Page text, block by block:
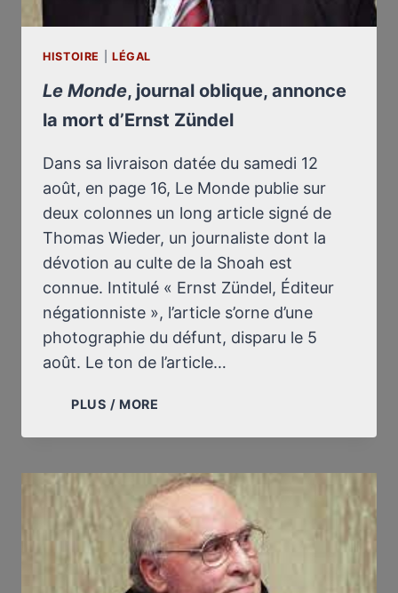
HISTOIRE LÉGAL
Le Monde, journal oblique, annonce
la mort d’Ernst Zündel
Dans sa livraison datée du samedi 12
août, en page 16, Le Monde publie sur
deux colonnes un long article signé de
Thomas Wieder, un journaliste dont la
dévotion au culte de la Shoah est
connue. Intitulé « Ernst Zündel, Éditeur
négationniste », l’article s’orne d’une
photographie du défunt, disparu le 5
août. Le ton de l’article…
PLUS / MORE
JOURNAL
ANNONCE
MORT
D’ERNST
ZÜNDEL